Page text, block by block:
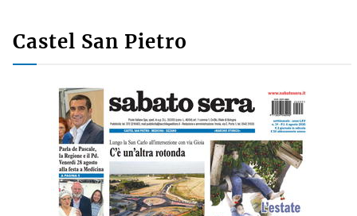
Castel San Pietro